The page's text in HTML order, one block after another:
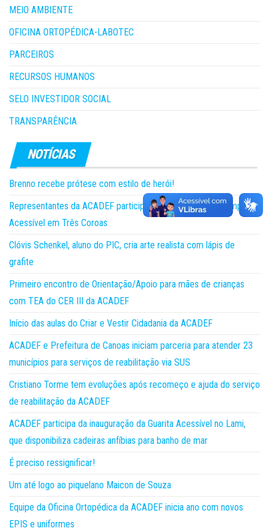
MEIO AMBIENTE
OFICINA ORTOPÉDICA-LABOTEC
PARCEIROS
RECURSOS HUMANOS
SELO INVESTIDOR SOCIAL
TRANSPARÊNCIA
Brenno recebe prótese com estilo de herói!
Representantes da ACADEF participam da 5ª edição do Camping
Acessível em Três Coroas
Clóvis Schenkel, aluno do PIC, cria arte realista com lápis de
grafite
Primeiro encontro de Orientação/Apoio para mães de crianças
com TEA do CER III da ACADEF
Início das aulas do Criar e Vestir Cidadania da ACADEF
ACADEF e Prefeitura de Canoas iniciam parceria para atender 23
municípios para serviços de reabilitação via SUS
Cristiano Torme tem evoluções após recomeço e ajuda do serviço
de reabilitação da ACADEF
ACADEF participa da inauguração da Guarita Acessível no Lami,
que disponibiliza cadeiras anfíbias para banho de mar
É preciso ressignificar!
Um até logo ao piquelano Maicon de Souza
Equipe da Oficina Ortopédica da ACADEF inicia ano com novos
EPIS e uniformes